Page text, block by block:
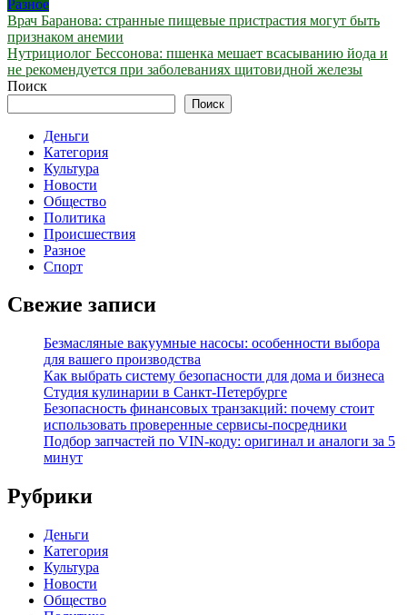
Разное
Навигация
по
записям
Врач Баранова: странные пищевые пристрастия могут быть
признаком анемии
Нутрициолог Бессонова: пшенка мешает всасыванию йода и
не рекомендуется при заболеваниях щитовидной железы
Поиск
Поиск
Деньги
Категория
Культура
Новости
Общество
Политика
Происшествия
Разное
Спорт
Свежие записи
Безмасляные вакуумные насосы: особенности выбора
для вашего производства
Как выбрать систему безопасности для дома и бизнеса
Студия кулинарии в Санкт-Петербурге
Безопасность финансовых транзакций: почему стоит
использовать проверенные сервисы-посредники
Подбор запчастей по VIN-коду: оригинал и аналоги за 5
минут
Рубрики
Деньги
Категория
Культура
Новости
Общество